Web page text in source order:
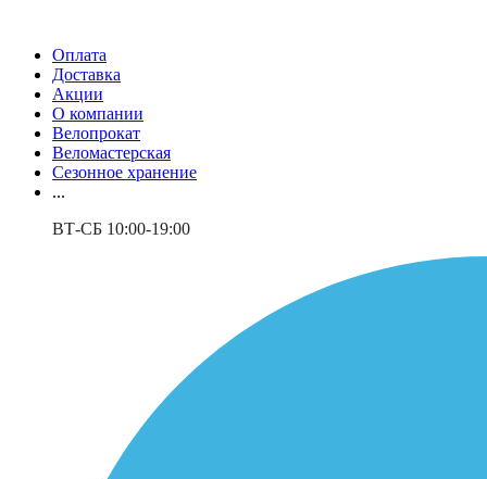
Оплата
Доставка
Акции
О компании
Велопрокат
Веломастерская
Сезонное хранение
...
ВТ-СБ 10:00-19:00